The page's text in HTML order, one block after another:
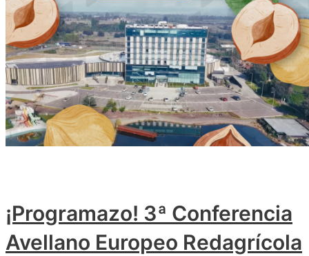
¡Programazo! 3ª Conferencia
Avellano Europeo Redagrícola